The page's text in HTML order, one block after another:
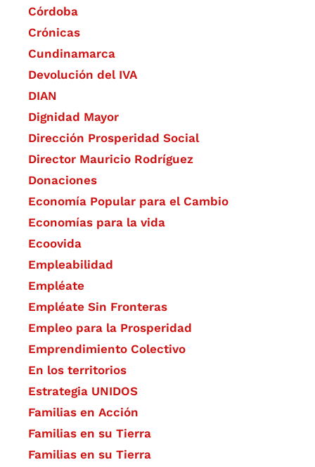
Córdoba
Crónicas
Cundinamarca
Devolución del IVA
DIAN
Dignidad Mayor
Dirección Prosperidad Social
Director Mauricio Rodríguez
Donaciones
Economía Popular para el Cambio
Economías para la vida
Ecoovida
Empleabilidad
Empléate
Empléate Sin Fronteras
Empleo para la Prosperidad
Emprendimiento Colectivo
En los territorios
Estrategia UNIDOS
Familias en Acción
Familias en su Tierra
Familias en su Tierra